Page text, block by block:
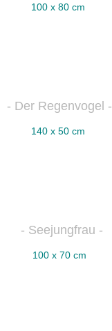
100 x 80 cm
- Der Regenvogel -
140 x 50 cm
- Seejungfrau -
100 x 70 cm